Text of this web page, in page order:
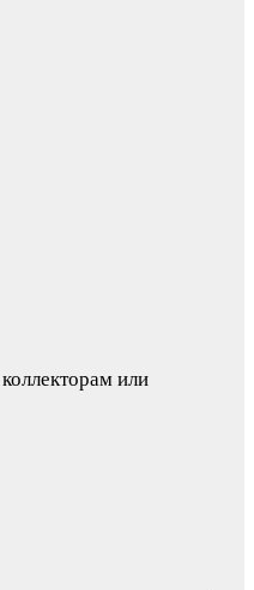
или